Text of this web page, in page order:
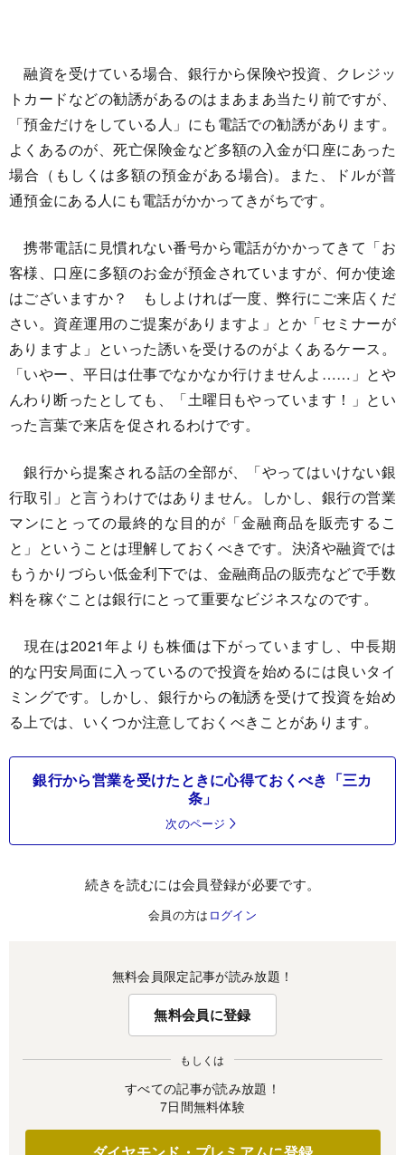
融資を受けている場合、銀行から保険や投資、クレジッ
トカードなどの勧誘があるのはまあまあ当たり前ですが、
「預金だけをしている人」にも電話での勧誘があります。
よくあるのが、死亡保険金など多額の入金が口座にあった
場合（もしくは多額の預金がある場合)。また、ドルが普
通預金にある人にも電話がかかってきがちです。
携帯電話に見慣れない番号から電話がかかってきて「お
客様、口座に多額のお金が預金されていますが、何か使途
はございますか？ もしよければ一度、弊行にご来店くだ
さい。資産運用のご提案がありますよ」とか「セミナーが
ありますよ」といった誘いを受けるのがよくあるケース。
「いやー、平日は仕事でなかなか行けませんよ……」とや
んわり断ったとしても、「土曜日もやっています！」とい
った言葉で来店を促されるわけです。
銀行から提案される話の全部が、「やってはいけない銀
行取引」と言うわけではありません。しかし、銀行の営業
マンにとっての最終的な目的が「金融商品を販売するこ
と」ということは理解しておくべきです。決済や融資では
もうかりづらい低金利下では、金融商品の販売などで手数
料を稼ぐことは銀行にとって重要なビジネスなのです。
現在は2021年よりも株価は下がっていますし、中長期
的な円安局面に入っているので投資を始めるには良いタイ
ミングです。しかし、銀行からの勧誘を受けて投資を始め
る上では、いくつか注意しておくべきことがあります。
銀行から営業を受けたときに心得ておくべき「三カ
条」
次のページ
続きを読むには会員登録が必要です。
会員の方は ログイン
無料会員限定記事が読み放題！
無料会員に登録
もしくは
すべての記事が読み放題！
7日間無料体験